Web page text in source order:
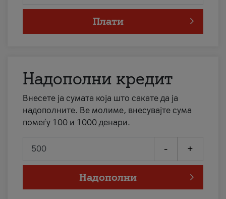
Плати
Надополни кредит
Внесете ја сумата која што сакате да ја
надополните. Ве молиме, внесувајте сума
помеѓу 100 и 1000 денари.
- +
Надополни